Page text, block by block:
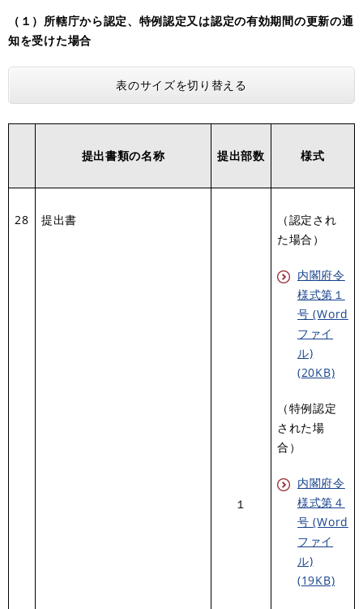
（１）所轄庁から認定、特例認定又は認定の有効期間の更新の通
知を受けた場合
表のサイズを切り替える
提出書類の名称 提出部数 様式
28 提出書
１
（認定され
た場合）
内閣府令
様式第１
号 (Word
ファイ
ル)
(20KB)
（特例認定
された場
合）
内閣府令
様式第４
号 (Word
ファイ
ル)
(19KB)